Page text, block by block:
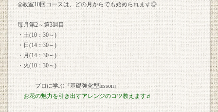
◎教室10回コースは、どの月からでも始められます◎
毎月第2～第3週目
・土(10：30～)
・日(14：30～)
・月(14：30～)
・火(10：30～)
プロに学ぶ『基礎強化型lesson』
お花の魅力を引き出すアレンジのコツ教えます♬